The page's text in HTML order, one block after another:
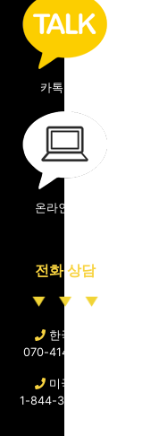
카톡 상담
온라인 상담
전화 상담
한국직통
070-4141-4040
미국문의
1-844-364-8726